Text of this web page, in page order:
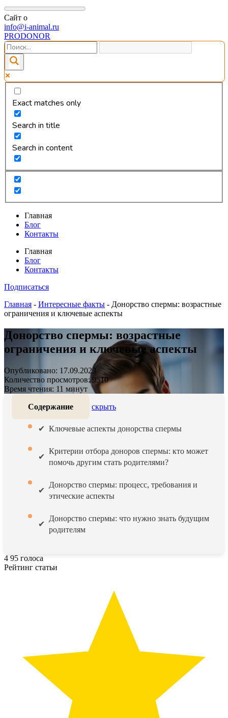
Сайт о
info@i-animal.ru
PRODONOR
Exact matches only
Search in title
Search in content
Главная
Блог
Контакты
Главная
Блог
Контакты
Подписаться
Главная - Интересные факты - Донорство спермы: возрастные
ограничения и ключевые аспекты
Донорство спермы: возрастные
ограничения и ключевые аспекты
Опубликовано: 17.09.2023
Количество просмотров: 9510
Время чтения: 11 минут
Содержание скрыть
Ключевые аспекты донорства спермы
Критерии отбора доноров спермы: кто может
помочь другим стать родителями?
Донорство спермы: процесс, требования и
этические аспекты
Донорство спермы: что нужно знать будущим
родителям
4 95 голоса
Рейтинг статьи